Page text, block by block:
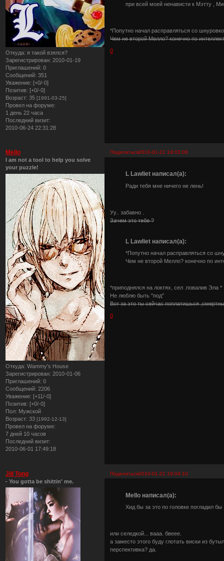
Откуда: я такой взялся?
Зарегистрирован: 2010-01-19
Приглашений: 0
Сообщений: 351
Уважение: [+0/-0]
Позитив: [+0/-0]
Возраст: 35 [1991-03-25]
Провел на форуме:
1 день 22 часа
Последний визит:
2010-06-24 22:31:28
при всей моей ненависти к Мэтту ,
*Попутно начал расправляться со
Чем не второй Мелло? конечно по
0
Поделиться2010-01-21 19:03:08
Mello
I am not a tool to help you solve
your puzzle!
Откуда: Wammy's House
Зарегистрирован: 2010-01-06
Приглашений: 0
Сообщений: 2206
Уважение: [+11/-0]
Позитив: [+0/-0]
Пол: Мужской
Возраст: 33 [1992-12-13]
Провел на форуме:
7 дней 10 часов
Последний визит:
2010-06-01 17:49:18
L Lawliet написал(а):
Ради тебя мне ничего не лень!
Уу.. забавно .
Зачем это тебе ?
L Lawliet написал(а):
*Попутно начал расправляться со
Чем не второй Мелло? конечно по
*приподнялся на локтях, сел .повалив Эла *
Не люблю быть "под"
Вот за это ты сейчас поплатишься
0
Поделиться2010-01-21 19:04:10
Jill Tong
- You gotta be shittin' me.
Mello написал(а):
Хид бы за это по головке погладил
или селедкой... вааа. бвеее.
а заместо этого буду глотать виски из
перспективка? да.